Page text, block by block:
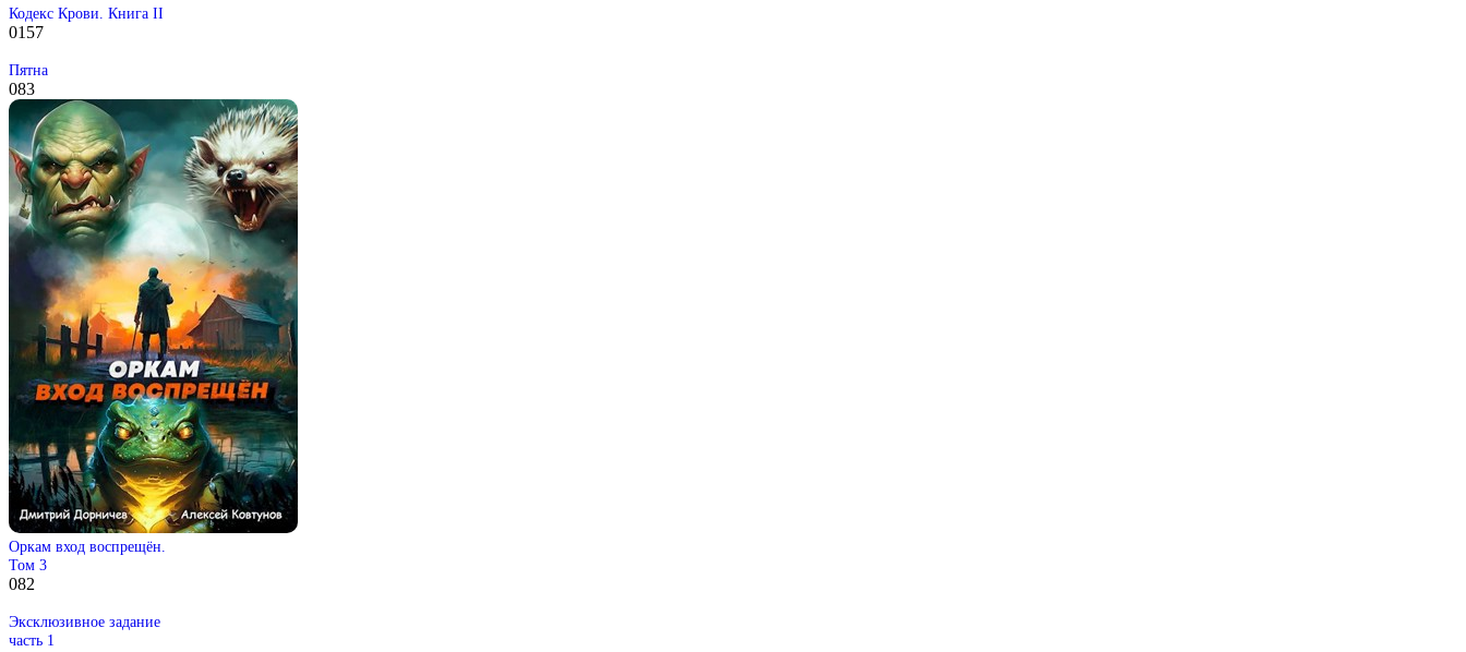
Кодекс Крови. Книга II
0157
Пятна
083
Оркам вход воспрещён.
Том 3
082
Эксклюзивное задание
часть 1